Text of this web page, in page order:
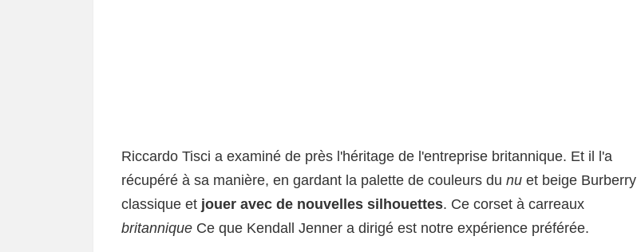
Riccardo Tisci a examiné de près l'héritage de l'entreprise britannique. Et il l'a
récupéré à sa manière, en gardant la palette de couleurs du nu et beige Burberry
classique et jouer avec de nouvelles silhouettes. Ce corset à carreaux
britannique Ce que Kendall Jenner a dirigé est notre expérience préférée.